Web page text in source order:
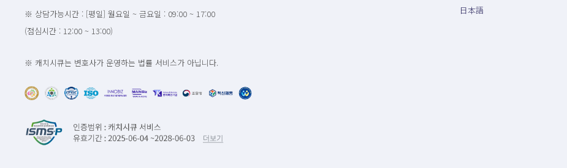
※ 상담가능시간 : [평일] 월요일 ~ 금요일 : 09:00 ~ 17:00
(점심시간 : 12:00 ~ 13:00)
※ 캐치시큐는 변호사가 운영하는 법률 서비스가 아닙니다.
日本語